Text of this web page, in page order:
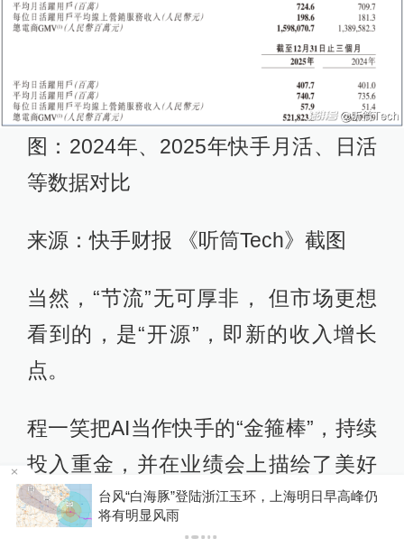
图：2024年、2025年快手月活、日活
等数据对比
来源：快手财报 《听筒Tech》截图
当然，“节流”无可厚非， 但市场更想
看到的，是“开源”，即新的收入增长
点。
程一笑把AI当作快手的“金箍棒”，持续
投入重金，并在业绩会上描绘了美好
蓝图。但问题是，股价大跌、评级下
调，说明投资者对这份财报和业绩会
环，上海明日早高峰仍
湖南一企业诉县政府未交